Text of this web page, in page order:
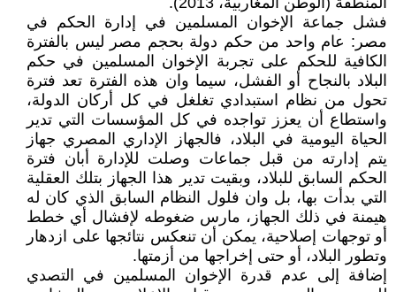
فشل جماعة الإخوان المسلمين في إدارة الحكم في
مصر: عام واحد من حكم دولة بحجم مصر ليس بالفترة
الكافية للحكم على تجربة الإخوان المسلمين في حكم
البلاد بالنجاح أو الفشل، سيما وان هذه الفترة تعد فترة
تحول من نظام استبدادي تغلغل في كل أركان الدولة،
واستطاع أن يعزز تواجده في كل المؤسسات التي تدير
الحياة اليومية في البلاد، فالجهاز الإداري المصري جهاز
يتم إدارته من قبل جماعات وصلت للإدارة أبان فترة
الحكم السابق للبلاد، وبقيت تدير هذا الجهاز بتلك العقلية
التي بدأت بها، بل وان فلول النظام السابق الذي كان له
هيمنة في ذلك الجهاز، مارس ضغوطه لإفشال أي خطط
أو توجهات إصلاحية، يمكن أن تنعكس نتائجها على ازدهار
وتطور البلاد، أو حتى إخراجها من أزمتها.
إضافة إلى عدم قدرة الإخوان المسلمين في التصدي